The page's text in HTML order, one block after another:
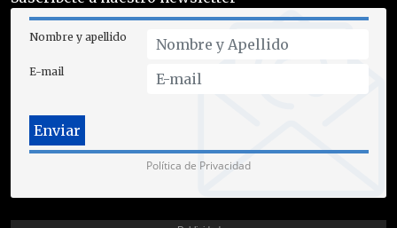
Nombre y apellido
E-mail
Política de Privacidad